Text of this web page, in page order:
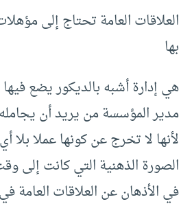
العلاقات العامة تحتاج إلى
بها
هي إدارة أشبه بالديكور يضع
مدير المؤسسة من يريد أن
لأنها لا تخرج عن كونها عملا بلا
الصورة الذهنية التي كانت إلى
في الأذهان عن العلاقات العامة